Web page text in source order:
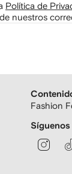
Política de
nuestros
Fashion
Síguenos